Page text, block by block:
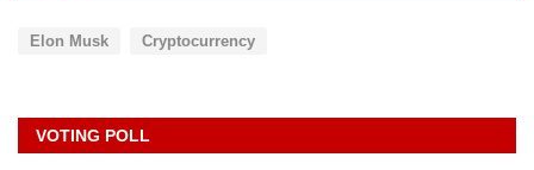
Elon Musk Cryptocurrency
VOTING POLL